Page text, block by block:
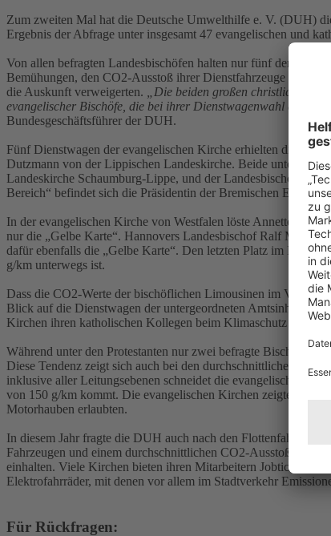
Zum zweiten Mal hat die Deutsche Umwelthilfe e. V. (DUH)
Ergebnis der Abfrage unter insgesamt 47 evangelischen und
Von allen befragten Landesbischöfen halten nur fünf den seit
Bemühungen, den CO2-Ausstoß ihrer Dienstfahrzeuge zu
die Auskunft verweigerten. „Die beiden großen christlichen
evangelischer Bischöfe, die bei ihrer Dienstwagenwahl die
Bundesgeschäftsführer der DUH.
Fünf Dienstwagen der evangelischen Kirche erhielten die
Dutzmann von der Lippischen Landeskirche. Beide
Landeskirche Schaumburg-Lippe, und der Landesbischof der
Bereich“ befindet sich die Präsidentin der Bremischen
In der evangelischen Kirche von Westfalen löste Annette
nur die „Gelbe Karte“. Hannovers Landesbischof Ralf
dafür ebenfalls die „Gelbe Karte“. Den letzten Platz im
g/km unterwegs ist.
Dass die CO2-Werte der bischöflichen Limousinen im
Blick auf die Dienstwagen der untergeordneten Amtsinhaber
Kirchen ihren katholischen Kollegen beim Klimaschutz in
Während unter den Protestanten nur zwei befragte Bischöfe
Diese Tendenz zeigt sich auch bei den durchschnittlichen
inklusive aller Leitungsebenen schneidet die evangelische
von 150 g/km kommt. Die evangelischen Kirchen zeigten sich
Motorhauben erlaubten.
In diesem Jahr fragte die DUH auch nach den
Fahrzeugen und einem durchschnittlichen CO2-Ausstoß von
einhalten. Viele Kirchen bieten ihren Mitarbeitern Jobtickets
Elektrofahrräder, mit denen vor allem im Stadtverkehr
Für Rückfragen: